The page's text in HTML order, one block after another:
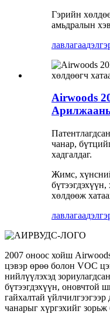
Гэрийн
амьдралын
лавлагаа
Airwoods
чанар,
хадгалдаг.
Жимс,
хөлдөөж
лавлагаа
2007 оноос хойш
цэвэр өрөө болон VOC
нийлүүлэхэд
бүтээгдэхүүн, оновчтой
гайхалтай
чанарыг хүргэхийг зорьж